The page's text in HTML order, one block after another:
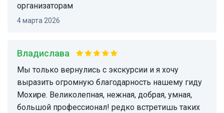
организаторам
4 марта 2026
Владислава
Мы только вернулись с экскурсии и я хочу
выразить огромную благодарность нашему гиду
Мохире. Великолепная, нежная, добрая, умная,
большой профессионал! редко встретишь таких